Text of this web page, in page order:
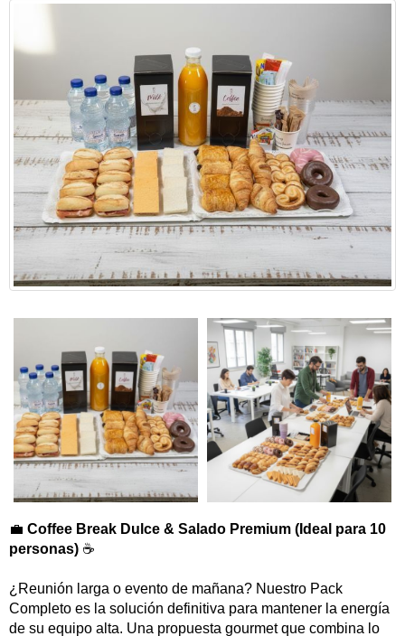
💼 Coffee Break Dulce & Salado Premium (Ideal para 10
personas) ☕
¿Reunión larga o evento de mañana? Nuestro Pack
Completo es la solución definitiva para mantener la energía
de su equipo alta. Una propuesta gourmet que combina lo